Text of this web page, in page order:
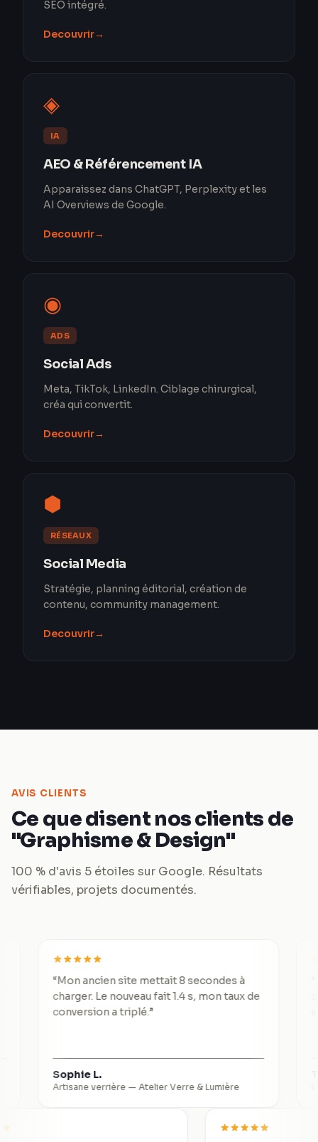
SEO intégré.
Decouvrir→
◈
IA
AEO & Référencement IA
Apparaissez dans ChatGPT, Perplexity et les
AI Overviews de Google.
Decouvrir→
◉
ADS
Social Ads
Meta, TikTok, LinkedIn. Ciblage chirurgical,
créa qui convertit.
Decouvrir→
⬢
RÉSEAUX
Social Media
Stratégie, planning éditorial, création de
contenu, community management.
Decouvrir→
AVIS CLIENTS
Ce que disent nos clients de
"Graphisme & Design"
100 % d'avis 5 étoiles sur Google. Résultats
vérifiables, projets documentés.
Mon ancien site mettait 8 secondes à
charger. Le nouveau fait 1.4 s, mon taux de
conversion a triplé.”
Sophie L.
Artisane verrière—Atelier Verre & Lumière